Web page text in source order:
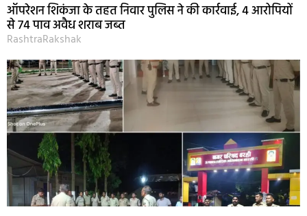
ऑपरेशन शिकंजा के तहत निवार पुलिस ने की कार्रवाई, 4 आरोपियों
से 74 पाव अवैध शराब जब्त
RashtraRakshak